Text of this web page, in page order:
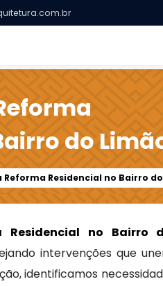
do
Residencial no Bairro
Residencial no Bairro
intervenções que
identificamos